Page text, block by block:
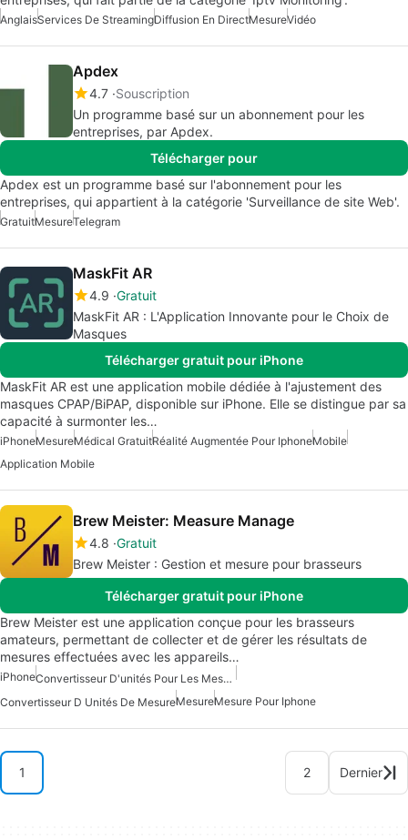
AnglaisServices De StreamingDiffusion En DirectMesureVidéo
Apdex
4.7 Souscription
Un programme basé sur un abonnement pour les
entreprises, par Apdex.
Télécharger pour
Apdex est un programme basé sur l'abonnement pour les
entreprises, qui appartient à la catégorie 'Surveillance de site Web'.
GratuitMesureTelegram
MaskFit AR
4.9 Gratuit
MaskFit AR : L'Application Innovante pour le Choix de
Masques
Télécharger gratuit pour iPhone
MaskFit AR est une application mobile dédiée à l'ajustement des
masques CPAP/BiPAP, disponible sur iPhone. Elle se distingue par sa
capacité à surmonter les…
iPhoneMesureMédical GratuitRéalité Augmentée Pour IphoneMobile
Application Mobile
Brew Meister: Measure Manage
4.8 Gratuit
Brew Meister : Gestion et mesure pour brasseurs
Télécharger gratuit pour iPhone
Brew Meister est une application conçue pour les brasseurs
amateurs, permettant de collecter et de gérer les résultats de
mesures effectuées avec les appareils…
iPhone
Convertisseur D'unités Pour Les Mesures
Convertisseur D Unités De MesureMesureMesure Pour Iphone
1 2 Dernier